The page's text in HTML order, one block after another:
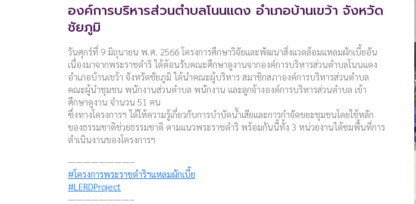
องค์การบริหารส่วนตำบลโนนแดง อำเภอบ้านเขว้า จังหวัด
ชัยภูมิ
วันศุกร์ที่ 9 มิถุนายน พ.ศ. 2566 โครงการศึกษาวิจัยและพัฒนาสิ่งแวดล้อมแหลมผักเบี้ยอัน
เนื่องมาจากพระราชดำริ ได้ต้อนรับคณะศึกษาดูงานจากองค์การบริหารส่วนตำบลโนนแดง
อำเภอบ้านเขว้า จังหวัดชัยภูมิ ได้นำคณะผู้บริหาร สมาชิกสภาองค์การบริหารส่วนตำบล
คณะผู้นำชุมชน พนักงานส่วนตำบล พนักงาน และลูกจ้างองค์การบริหารส่วนตำบล เข้า
ศึกษาดูงาน จำนวน 51 คน
ซึ่งทางโครงการฯ ได้ให้ความรู้เกี่ยวกับการบำบัดน้ำเสียและการกำจัดขยะชุมชนโดยใช้หลัก
ของธรรมชาติช่วยธรรมชาติ ตามแนวพระราชดำริ พร้อมกันนี้ทั้ง 3 หน่วยงานได้ชมพื้นที่การ
ดำเนินงานของโครงการฯ
————————–
#โครงการพระราชดำริฯแหลมผักเบี้ย
#LERDProject
————————–